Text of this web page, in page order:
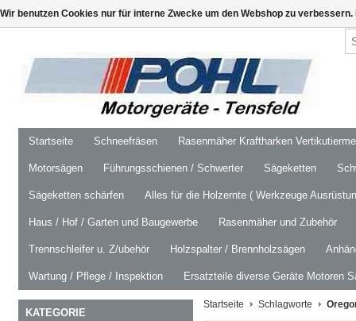
Startseite Schneefräsen Rasenmäher Kraftharken
Motorsägen Führungsschienen / Schwerter Sägeketten
Sägeketten schärfen Alles für die Holzernte ( Werkzeuge
Haus / Hof / Garten und Baugewerbe Rasenmäher und Zubehör
Trennschleifer u. Z/ubehör Holzspalter / Brennholzsägen
Wartung / Pflege / Inspektion Ersatzteile diverse Geräte Motoren
KATEGORIE
Startseite Schlagworte
Wir benutzen Cookies nur für interne Zwecke um den Webshop zu